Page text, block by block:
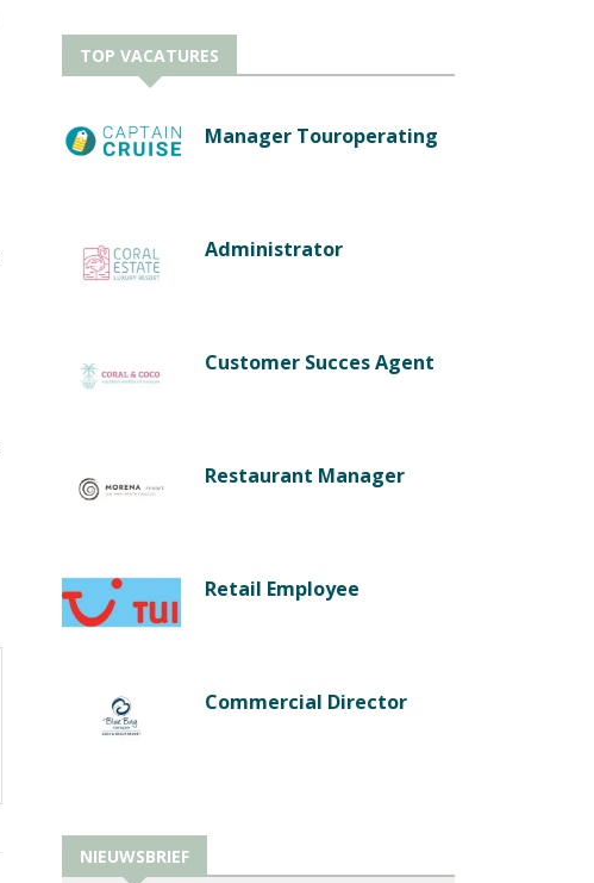
TOP VACATURES
Manager Touroperating
Administrator
Customer Succes Agent
Restaurant Manager
Retail Employee
Commercial Director
NIEUWSBRIEF